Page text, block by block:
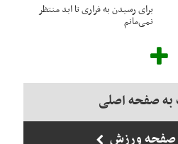
برای رسیدن به فراری تا ابد منتظر
نمی‌مانم
به صفحه اصلی
صفحه ورزش